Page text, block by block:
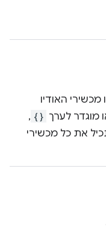
האודיו
מוגדר לערך {}
,
את כל מכשירי